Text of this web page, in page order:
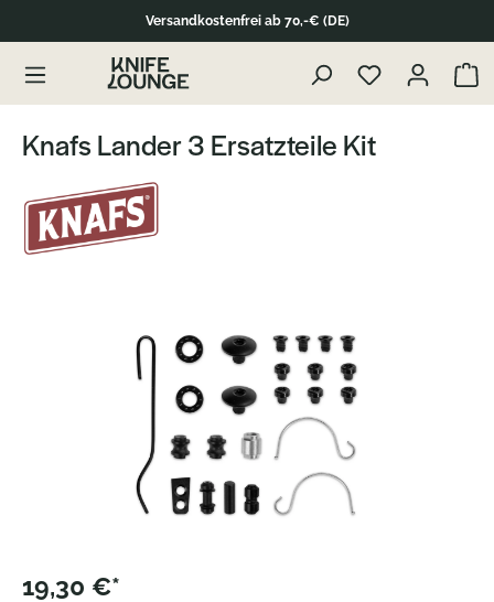
Zum Produktinhalt springenVersandkostenfrei ab 70,-€ (DE)
Knafs Lander 3 Ersatzteile Kit
19,30 €*